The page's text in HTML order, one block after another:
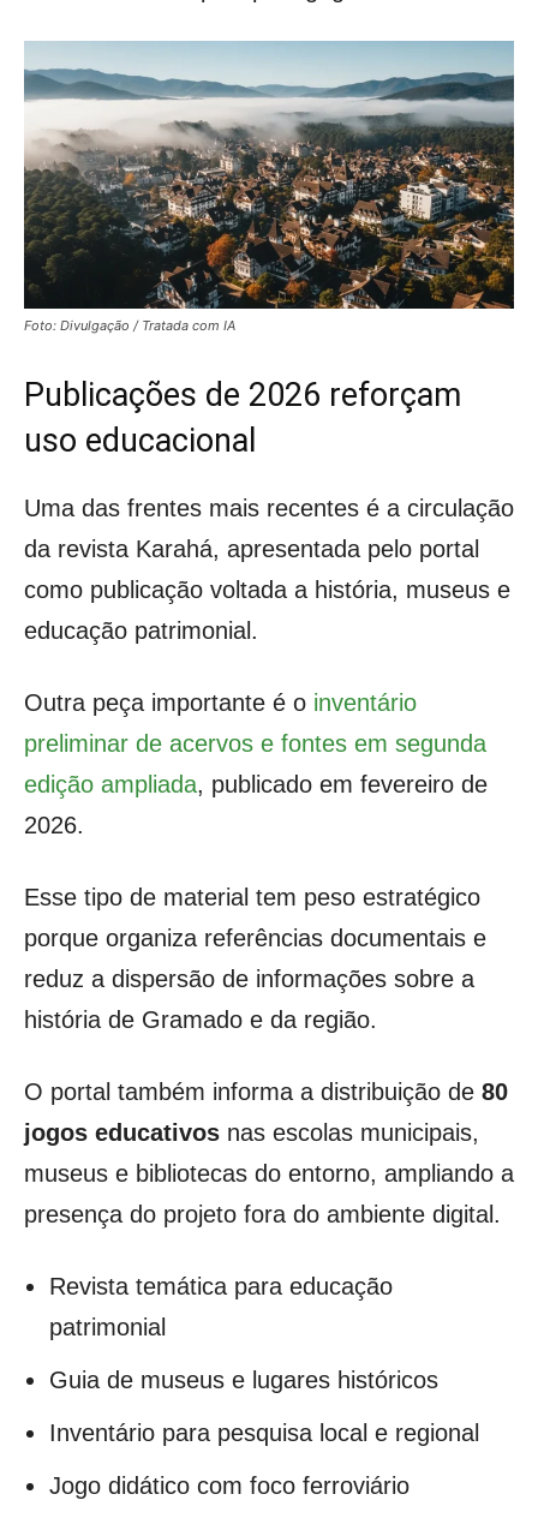
Foto: Divulgação / Tratada com IA
Publicações de 2026 reforçam
uso educacional
Uma das frentes mais recentes é a circulação
da revista Karahá, apresentada pelo portal
como publicação voltada a história, museus e
educação patrimonial.
Outra peça importante é o inventário
preliminar de acervos e fontes em segunda
edição ampliada, publicado em fevereiro de
2026.
Esse tipo de material tem peso estratégico
porque organiza referências documentais e
reduz a dispersão de informações sobre a
história de Gramado e da região.
O portal também informa a distribuição de 80
jogos educativos nas escolas municipais,
museus e bibliotecas do entorno, ampliando a
presença do projeto fora do ambiente digital.
Revista temática para educação
patrimonial
Guia de museus e lugares históricos
Inventário para pesquisa local e regional
Jogo didático com foco ferroviário